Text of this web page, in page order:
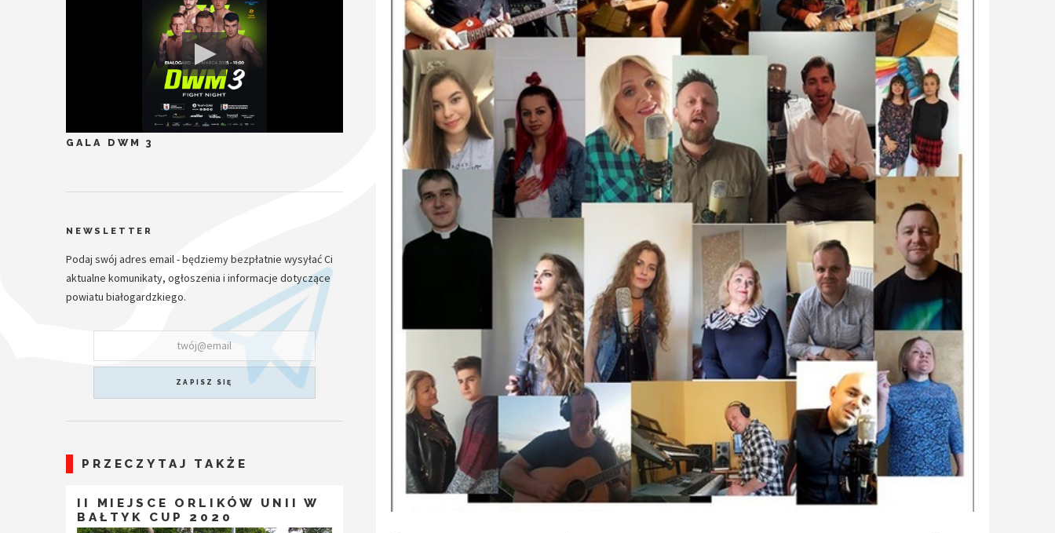
GALA DWM 3
NEWSLETTER
Podaj swój adres email - będziemy bezpłatnie wysyłać Ci
aktualne komunikaty, ogłoszenia i informacje dotyczące
powiatu białogardzkiego.
ZAPISZ SIĘ
PRZECZYTAJ TAKŻE
II MIEJSCE ORLIKÓW UNII W
BAŁTYK CUP 2020